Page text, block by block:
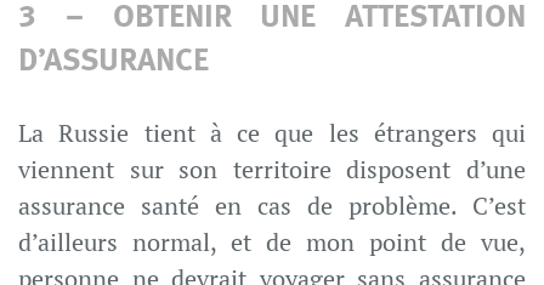
3 – OBTENIR UNE ATTESTATION
D’ASSURANCE
La Russie tient à ce que les étrangers qui
viennent sur son territoire disposent d’une
assurance santé en cas de problème. C’est
d’ailleurs normal, et de mon point de vue,
personne ne devrait voyager sans assurance